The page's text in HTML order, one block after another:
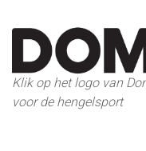
Klik op het logo van
voor de hengelsport